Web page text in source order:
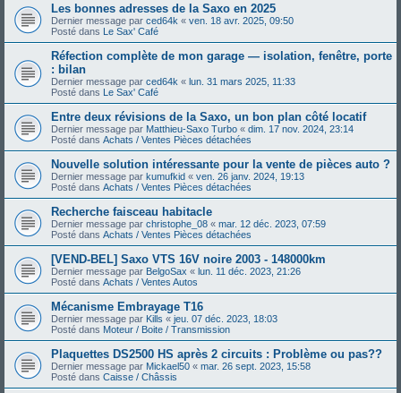
Les bonnes adresses de la Saxo en 2025
Dernier message par ced64k « ven. 18 avr. 2025, 09:50
Posté dans Le Sax' Café
Réfection complète de mon garage — isolation, fenêtre, porte
: bilan
Dernier message par ced64k « lun. 31 mars 2025, 11:33
Posté dans Le Sax' Café
Entre deux révisions de la Saxo, un bon plan côté locatif
Dernier message par Matthieu-Saxo Turbo « dim. 17 nov. 2024, 23:14
Posté dans Achats / Ventes Pièces détachées
Nouvelle solution intéressante pour la vente de pièces auto ?
Dernier message par kumufkid « ven. 26 janv. 2024, 19:13
Posté dans Achats / Ventes Pièces détachées
Recherche faisceau habitacle
Dernier message par christophe_08 « mar. 12 déc. 2023, 07:59
Posté dans Achats / Ventes Pièces détachées
[VEND-BEL] Saxo VTS 16V noire 2003 - 148000km
Dernier message par BelgoSax « lun. 11 déc. 2023, 21:26
Posté dans Achats / Ventes Autos
Mécanisme Embrayage T16
Dernier message par Kills « jeu. 07 déc. 2023, 18:03
Posté dans Moteur / Boite / Transmission
Plaquettes DS2500 HS après 2 circuits : Problème ou pas??
Dernier message par Mickael50 « mar. 26 sept. 2023, 15:58
Posté dans Caisse / Châssis